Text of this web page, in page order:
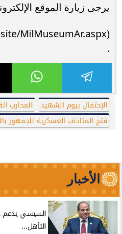
يرجى زيارة الموقع
.
الإحتفال بيوم الشهيد
المحارب
فتح المتاحف العسكرية للجمهور
الأخبار
السيسي يدعم
التأهل...